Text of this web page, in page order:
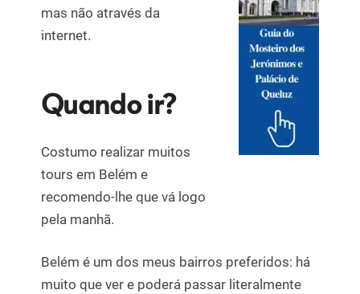
mas não através da
internet.
Quando ir?
Costumo realizar muitos
tours em Belém e
recomendo-lhe que vá logo
pela manhã.
Belém é um dos meus bairros preferidos: há
muito que ver e poderá passar literalmente